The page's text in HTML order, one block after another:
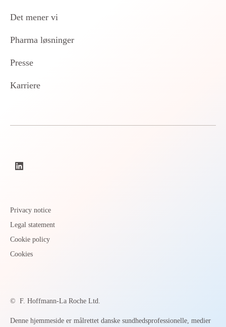
Det mener vi
Pharma løsninger
Presse
Karriere
Privacy notice
Legal statement
Cookie policy
Cookies
© F. Hoffmann-La Roche Ltd.
Denne hjemmeside er målrettet danske sundhedsprofessionelle, medier